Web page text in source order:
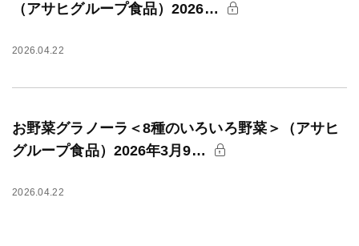
（アサヒグループ食品）2026…
2026.04.22
お野菜グラノーラ＜8種のいろいろ野菜＞（アサヒ
グループ食品）2026年3月9…
2026.04.22